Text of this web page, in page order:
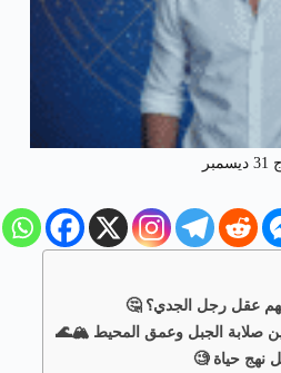
عقل رجل الجدي؟ 🤔
صلابة الجبل وعمق المحيط 🏔️🌊
نهج حياة 🧐